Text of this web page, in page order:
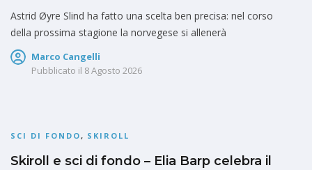
Astrid Øyre Slind ha fatto una scelta ben precisa: nel corso
della prossima stagione la norvegese si allenerà
Marco Cangelli
Pubblicato il 8 Agosto 2026
SCI DI FONDO, SKIROLL
Skiroll e sci di fondo – Elia Barp celebra il